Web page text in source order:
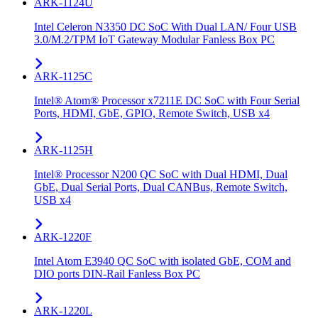
ARK-1124U
Intel Celeron N3350 DC SoC With Dual LAN/ Four USB
3.0/M.2/TPM IoT Gateway Modular Fanless Box PC
ARK-1125C
Intel® Atom® Processor x7211E DC SoC with Four Serial
Ports, HDMI, GbE, GPIO, Remote Switch, USB x4
ARK-1125H
Intel® Processor N200 QC SoC with Dual HDMI, Dual
GbE, Dual Serial Ports, Dual CANBus, Remote Switch,
USB x4
ARK-1220F
Intel Atom E3940 QC SoC with isolated GbE, COM and
DIO ports DIN-Rail Fanless Box PC
ARK-1220L